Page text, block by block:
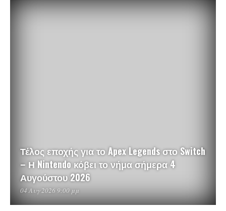
Τέλος εποχής για το Apex Legends στο Switch
– Η Nintendo κόβει το νήμα σήμερα 4
Αυγούστου 2026
04 Αυγ 2026 9:00 μμ